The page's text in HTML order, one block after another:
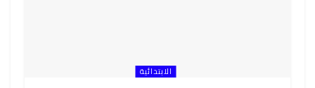
الابتدائية